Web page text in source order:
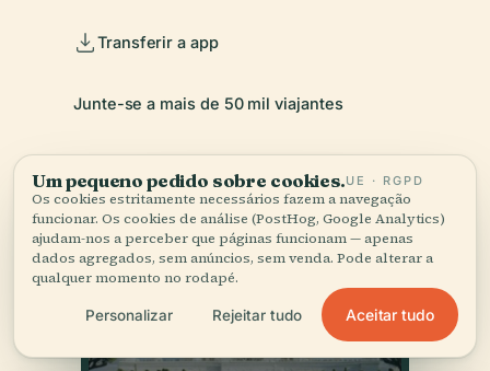
Transferir a app
Junte-se a mais de 50 mil viajantes
Um pequeno pedido sobre cookies.UE · RGPD
Os cookies estritamente necessários fazem a navegação
funcionar. Os cookies de análise (PostHog, Google Analytics)
ajudam-nos a perceber que páginas funcionam — apenas
dados agregados, sem anúncios, sem venda. Pode alterar a
qualquer momento no rodapé.
Personalizar Rejeitar tudo Aceitar tudo